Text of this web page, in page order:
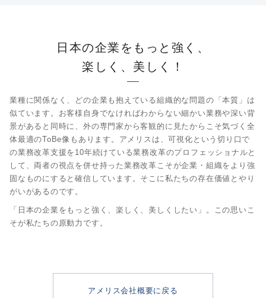
日本の企業をもっと強く、
楽しく、美しく！
業種に関係なく、どの企業も抱えている組織的な問題の「本質」は
似ています。お客様自身でなければわからない細かい業務や深い背
景があると同時に、外の専門家から客観的に見たからこそ気づく全
体最適のToBe像もあります。アメリスは、可視化という切り口で
の業務改革支援を10年続けている業務改革のプロフェッショナルと
して、両者の視点を併せ持った業務改革こそが企業・組織をより強
固なものにすると確信しています。そこに私たちの存在価値とやり
がいがあるのです。
「日本の企業をもっと強く、楽しく、美しくしたい」。この思いこ
そが私たちの原動力です。
アメリス会社概要に戻る